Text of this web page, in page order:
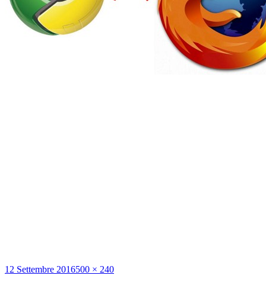
Scritto
12 Settembre 2016Dimensione
500 × 240